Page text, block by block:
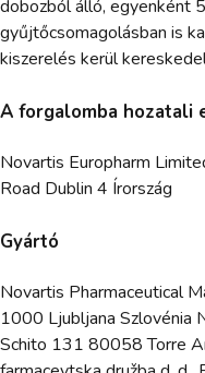
dobozból álló, egyenként
gyűjtőcsomagolásban is
kiszerelés kerül
A forgalomba hozatali
Novartis Europharm
Road Dublin 4 Írország
Gyártó
Novartis Pharmaceutical
1000 Ljubljana Szlovénia
Schito 131 80058 Torre